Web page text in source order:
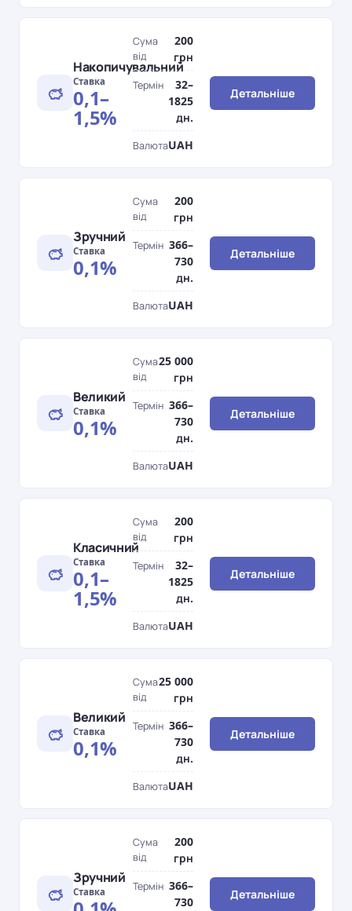
Накопичувальний
Ставка
0,1–
1,5%
Сума
від
200
грн
Термін
32–
1825
дн.
ВалютаUAH
Детальніше
Зручний
Ставка
0,1%
Сума
від
200
грн
Термін 366–
730
дн.
ВалютаUAH
Детальніше
Великий
Ставка
0,1%
Сума
від
25 000
грн
Термін 366–
730
дн.
ВалютаUAH
Детальніше
Класичний
Ставка
0,1–
1,5%
Сума
від
200
грн
Термін
32–
1825
дн.
ВалютаUAH
Детальніше
Великий
Ставка
0,1%
Сума
від
25 000
грн
Термін 366–
730
дн.
ВалютаUAH
Детальніше
Зручний
Ставка
Сума
від
200
грн
Термін 366–
730
Детальніше